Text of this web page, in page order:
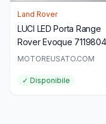
Land Rover
LUCI LED Porta Range
Rover Evoque
156188041 Originale
MOTOREUSATO.COM
✓ Disponibile